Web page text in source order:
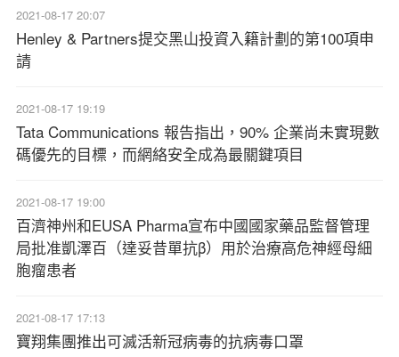
2021-08-17 20:07
Henley & Partners提交黑山投資入籍計劃的第100項申
請
2021-08-17 19:19
Tata Communications 報告指出，90% 企業尚未實現數
碼優先的目標，而網絡安全成為最關鍵項目
2021-08-17 19:00
百濟神州和EUSA Pharma宣布中國國家藥品監督管理
局批准凱澤百（達妥昔單抗β）用於治療高危神經母細
胞瘤患者
2021-08-17 17:13
寶翔集團推出可滅活新冠病毒的抗病毒口罩